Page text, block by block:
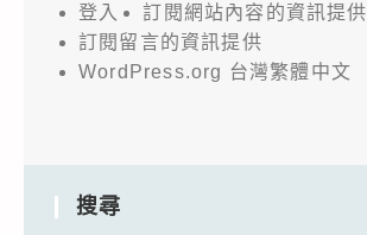
登入
訂閱網站內容的資訊提供
訂閱留言的資訊提供
WordPress.org 台灣繁體中文
搜尋